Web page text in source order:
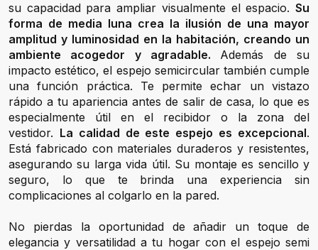
su capacidad para ampliar visualmente el espacio. Su
forma de media luna crea la ilusión de una mayor
amplitud y luminosidad en la habitación, creando un
ambiente acogedor y agradable. Además de su
impacto estético, el espejo semicircular también cumple
una función práctica. Te permite echar un vistazo
rápido a tu apariencia antes de salir de casa, lo que es
especialmente útil en el recibidor o la zona del
vestidor. La calidad de este espejo es excepcional.
Está fabricado con materiales duraderos y resistentes,
asegurando su larga vida útil. Su montaje es sencillo y
seguro, lo que te brinda una experiencia sin
complicaciones al colgarlo en la pared.
No pierdas la oportunidad de añadir un toque de
elegancia y versatilidad a tu hogar con el espejo semi